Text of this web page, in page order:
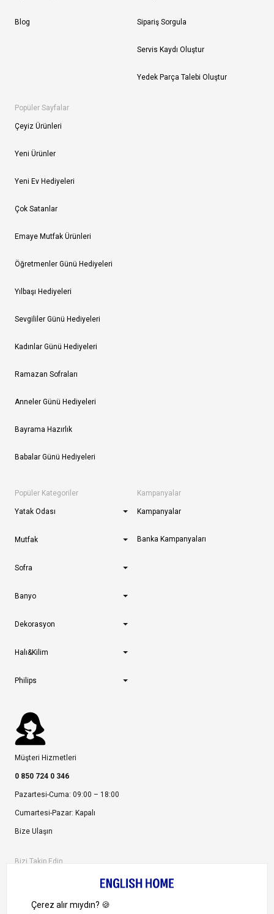
Blog Sipariş Sorgula
Servis Kaydı Oluştur
Yedek Parça Talebi Oluştur
Popüler Sayfalar
Çeyiz Ürünleri
Yeni Ürünler
Yeni Ev Hediyeleri
Çok Satanlar
Emaye Mutfak Ürünleri
Öğretmenler Günü Hediyeleri
Yılbaşı Hediyeleri
Sevgililer Günü Hediyeleri
Kadınlar Günü Hediyeleri
Ramazan Sofraları
Anneler Günü Hediyeleri
Bayrama Hazırlık
Babalar Günü Hediyeleri
Popüler Kategoriler
Yatak Odası
Mutfak
Sofra
Banyo
Dekorasyon
Halı&Kilim
Philips
Kampanyalar
Kampanyalar
Banka Kampanyaları
Müşteri Hizmetleri
0 850 724 0 346
Pazartesi-Cuma: 09:00 – 18:00
Cumartesi-Pazar: Kapalı
Bize Ulaşın
Bizi Takip Edin